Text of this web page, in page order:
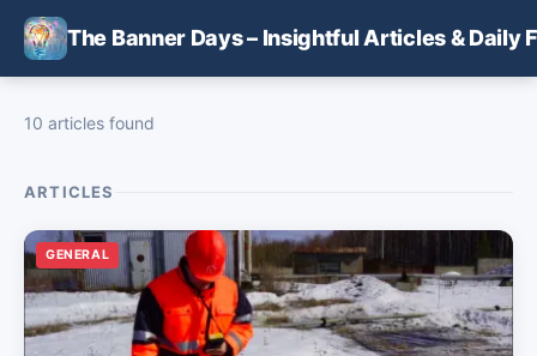
Skip to main content
The Banner Days – Insightful Articles & Daily
10 articles found
ARTICLES
GENERAL